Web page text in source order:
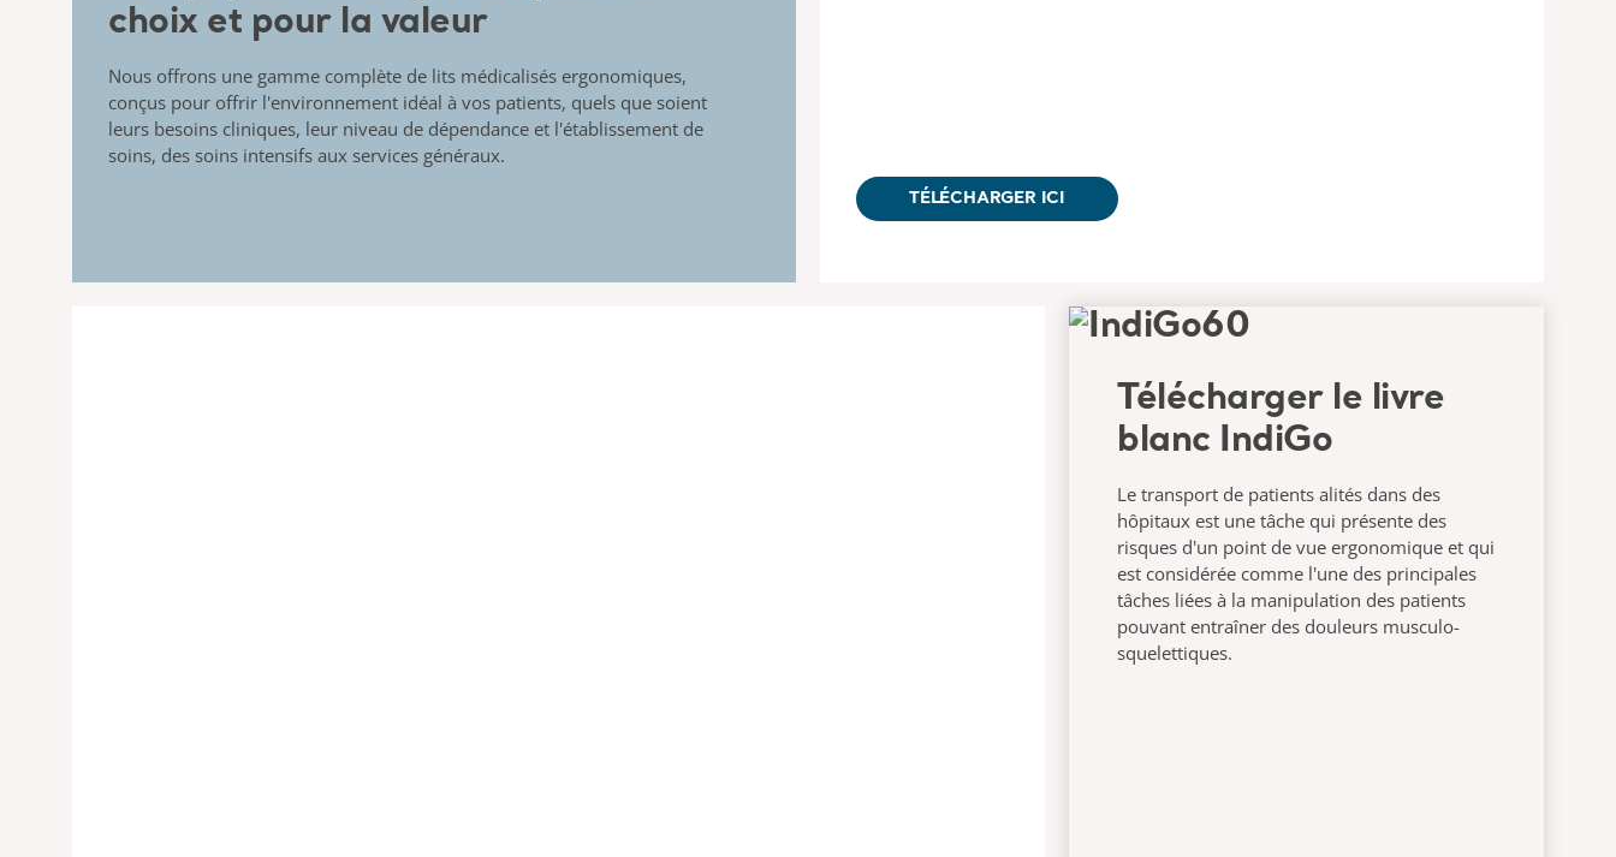
choix et pour la valeur
Nous offrons une gamme complète de lits médicalisés ergonomiques,
conçus pour offrir l'environnement idéal à vos patients, quels que soient
leurs besoins cliniques, leur niveau de dépendance et l'établissement de
soins, des soins intensifs aux services généraux.
TÉLÉCHARGER ICI
Télécharger le livre
blanc IndiGo
Le transport de patients alités dans des
hôpitaux est une tâche qui présente des
risques d'un point de vue ergonomique et qui
est considérée comme l'une des principales
tâches liées à la manipulation des patients
pouvant entraîner des douleurs musculo-
squelettiques.